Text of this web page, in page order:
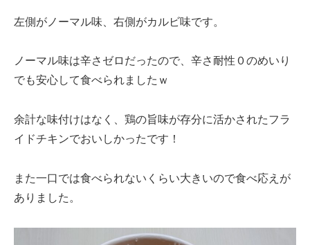
左側がノーマル味、右側がカルビ味です。
ノーマル味は辛さゼロだったので、辛さ耐性０のめいり
でも安心して食べられましたｗ
余計な味付けはなく、鶏の旨味が存分に活かされたフラ
イドチキンでおいしかったです！
また一口では食べられないくらい大きいので食べ応えが
ありました。